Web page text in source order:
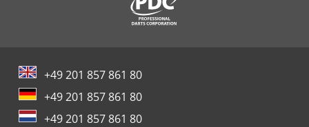
+49 201 857 861 80
+49 201 857 861 80
+49 201 857 861 80